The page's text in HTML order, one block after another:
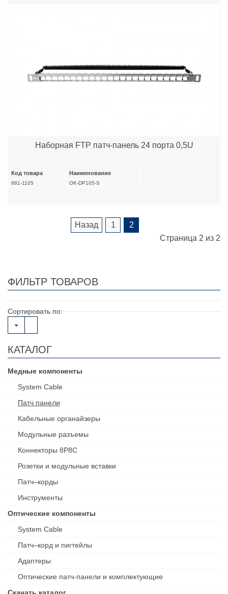
Наборная FTP патч-панель 24 порта 0,5U
Код товара Наименование
681-1105 OK-DP105-S
Назад 1
2
Страница 2 из 2
ФИЛЬТР ТОВАРОВ
Сортировать по:
КАТАЛОГ
Медные компоненты
System Cable
Патч панели
Кабельные органайзеры
Модульные разъемы
Коннекторы 8P8C
Розетки и модульные вставки
Патч–корды
Инструменты
Оптические компоненты
System Cable
Патч–корд и пигтейлы
Адаптеры
Оптические патч-панели и комплектующие
Скачать каталог